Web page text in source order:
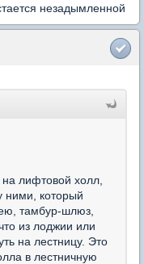
незадымленной
лифтовой холл,
ними, который
тамбур-шлюз,
из лоджии или
на лестницу. Это
в лестничную